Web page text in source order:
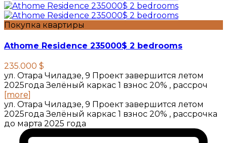
Покупка квартиры
Athome Residence 235000$ 2 bedrooms
235.000 $
ул. Отара Чиладзе, 9 Проект завершится летом
2025года Зелёный каркас 1 взнос 20% , рассроч
[more]
ул. Отара Чиладзе, 9 Проект завершится летом
2025года Зелёный каркас 1 взнос 20% , рассрочка
до марта 2025 года